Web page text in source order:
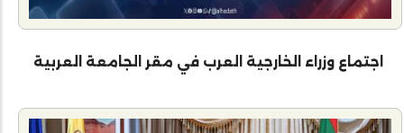
اجتماع وزراء الخارجية العرب في مقر الجامعة العربية